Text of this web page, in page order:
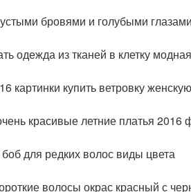
бровями и голубыми
одежда из тканей в клетку
купить ветровку
красивые летние платья 2016
для редких волос виды цвета
волосы окрас красный с